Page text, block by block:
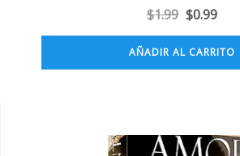
$1.99 $0.99
AÑADIR AL CARRITO